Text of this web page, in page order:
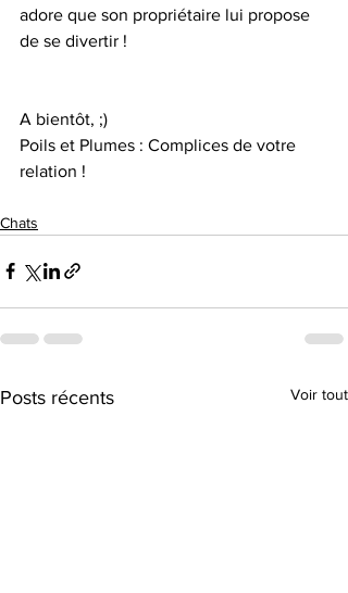
adore que son propriétaire lui propose
de se divertir !
A bientôt, ;)
Poils et Plumes : Complices de votre
relation !
Chats
Posts récents Voir tout